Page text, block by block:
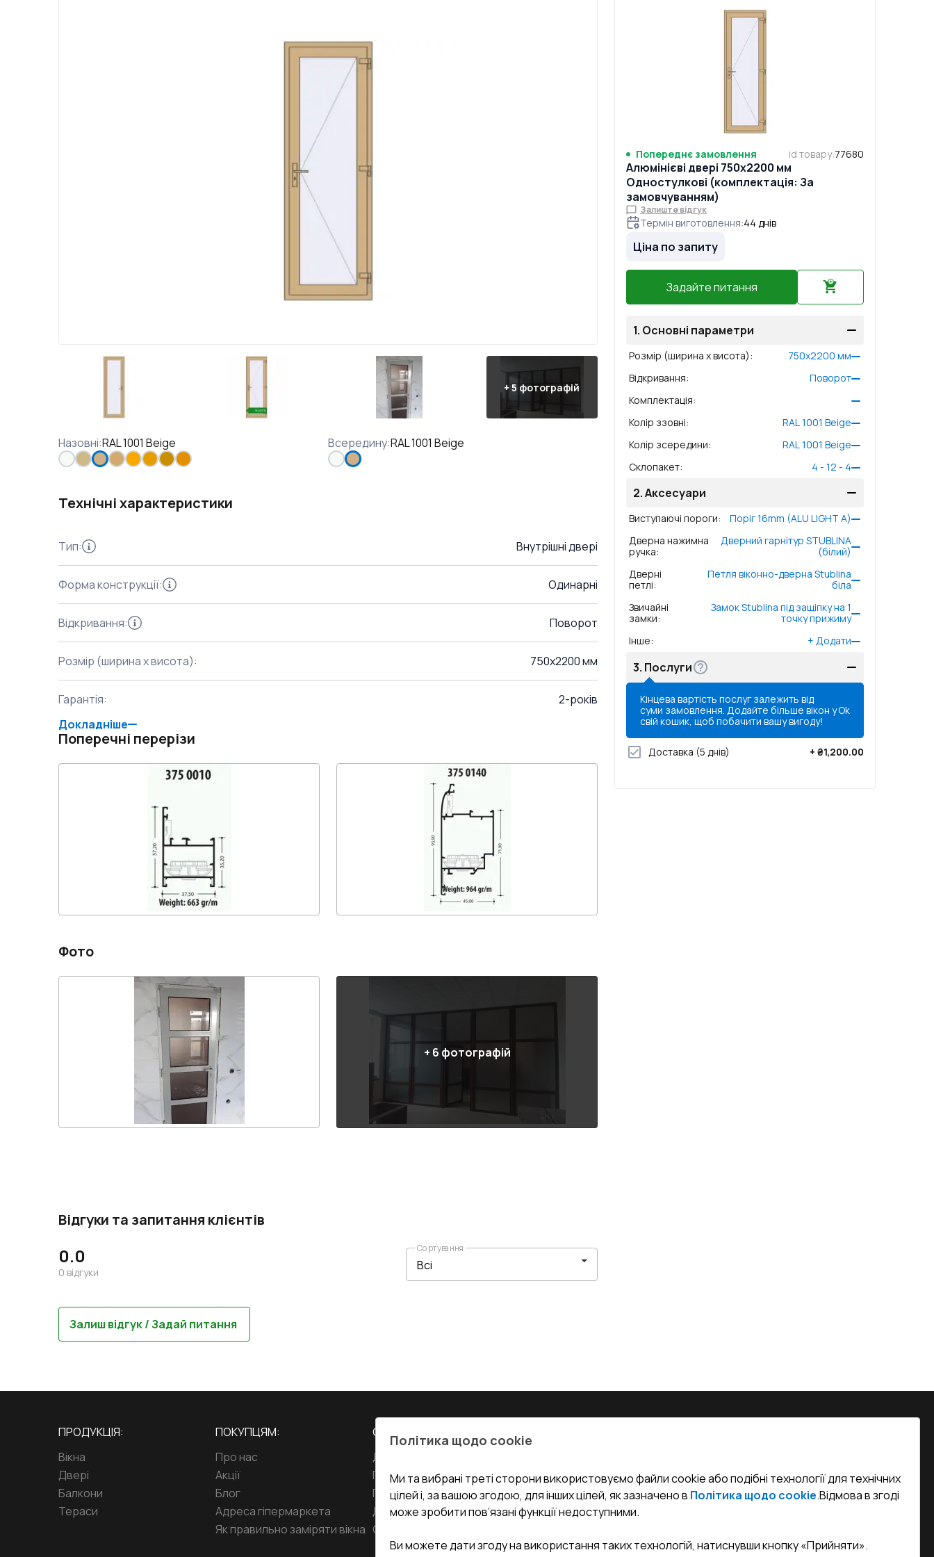
+5 фотографій
Назовні:RAL 1001 Beige Всередину:RAL 1001 Beige
Технічні характеристики
Тип: Внутрішні двері
Форма конструкції: Одинарні
Відкривання: Поворот
Розмір (ширина x висота): 750x2200 мм
Гарантія:
2-років
Докладніше
Поперечні перерізи
Фото
+ 6 фотографій
Відгуки та запитання клієнтів
0.0
0 відгуки
Сортування
Залиш відгук / Задай питання
Попереднє замовлення id товару:77680
Алюмінієві двері 750x2200 мм
Одностулкові (комплектація: За
замовчуванням)
Залиште відгук
Термін виготовлення:44 днів
Ціна по запиту
Задайте питання
1. Основні параметри
Розмір (ширина x висота): 750x2200 мм
Відкривання:
Поворот
Комплектація:
Колір ззовні:
RAL 1001 Beige
Колір зсередини:
RAL 1001 Beige
Склопакет: 4 - 12 - 4
2.Аксесуари
Виступаючі пороги:
Поріг 16mm (ALU LIGHT A)
Дверна нажимна
ручка:
Дверний гарнітур STUBLINA
(білий)
Дверні
петлі:
Петля віконно-дверна Stublina
біла
Звичайні
замки:
Замок Stublina під защіпку на 1
точку прижиму
Інше: + Додати
3. Послуги
Кінцева вартість послуг залежить від
суми замовлення. Додайте більше вікон у
свій кошик, щоб побачити вашу вигоду!
Ok
Доставка (5 днів) + ₴1,200.00
ПРОДУКЦІЯ:
Вікна
Двері
Балкони
Тераси
ПОКУПЦЯМ:
Про нас
Акції
Блог
Адреса гіпермаркета
Як правильно заміряти вікна
СЕРВІС ТА ОБЛУГОВУВАННЯ:
Доставка і Оплата
Гарантія та Сервіс
Повернення товару
Договір публічної оферти
Співпраця з нами
undefined(undefined)
i.mgr3@korsa.ua
Політика щодо cookie
Ми та вибрані треті сторони використовуємо файли cookie або подібні технології для технічних
цілей і, за вашою згодою, для інших цілей, як зазначено в Політика щодо cookie.Відмова в згоді
може зробити пов’язані функції недоступними.
Ви можете дати згоду на використання таких технологій, натиснувши кнопку «Прийняти».